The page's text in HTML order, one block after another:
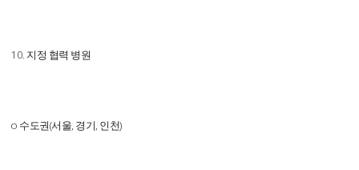
10. 지정 협력 병원
o 수도권(서울, 경기, 인천)